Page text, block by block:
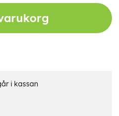
i kassan